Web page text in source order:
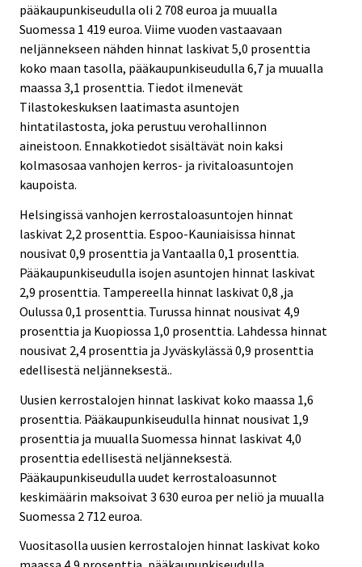
pääkaupunkiseudulla oli 2 708 euroa ja muualla
Suomessa 1 419 euroa. Viime vuoden vastaavaan
neljännekseen nähden hinnat laskivat 5,0 prosenttia
koko maan tasolla, pääkaupunkiseudulla 6,7 ja muualla
maassa 3,1 prosenttia. Tiedot ilmenevät
Tilastokeskuksen laatimasta asuntojen
hintatilastosta, joka perustuu verohallinnon
aineistoon. Ennakkotiedot sisältävät noin kaksi
kolmasosaa vanhojen kerros- ja rivitaloasuntojen
kaupoista.
Helsingissä vanhojen kerrostaloasuntojen hinnat
laskivat 2,2 prosenttia. Espoo-Kauniaisissa hinnat
nousivat 0,9 prosenttia ja Vantaalla 0,1 prosenttia.
Pääkaupunkiseudulla isojen asuntojen hinnat laskivat
2,9 prosenttia. Tampereella hinnat laskivat 0,8 ,ja
Oulussa 0,1 prosenttia. Turussa hinnat nousivat 4,9
prosenttia ja Kuopiossa 1,0 prosenttia. Lahdessa hinnat
nousivat 2,4 prosenttia ja Jyväskylässä 0,9 prosenttia
edellisestä neljänneksestä..
Uusien kerrostalojen hinnat laskivat koko maassa 1,6
prosenttia. Pääkaupunkiseudulla hinnat nousivat 1,9
prosenttia ja muualla Suomessa hinnat laskivat 4,0
prosenttia edellisestä neljänneksestä.
Pääkaupunkiseudulla uudet kerrostaloasunnot
keskimäärin maksoivat 3 630 euroa per neliö ja muualla
Suomessa 2 712 euroa.
Vuositasolla uusien kerrostalojen hinnat laskivat koko